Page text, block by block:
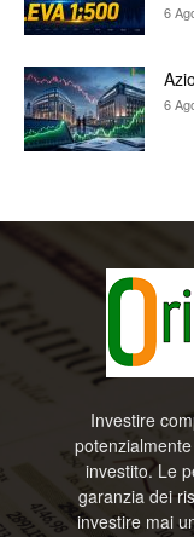
6
6
Investire
investito. Le
garanzia dei
investire mai